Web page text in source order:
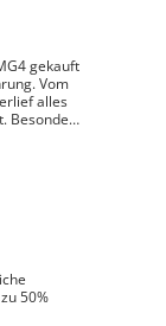
gekauft
Vom
alles
Besonders
sehr
genau so
Auto
und
Service